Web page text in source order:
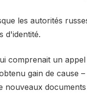
les autorités
d'identité.
comprenait un
gain de cause
nouveaux